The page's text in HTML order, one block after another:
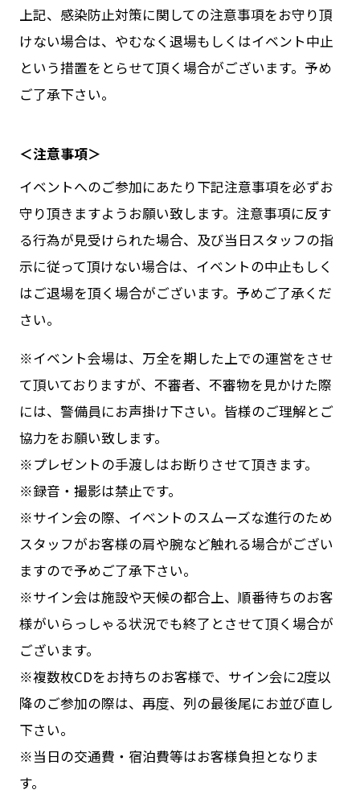
上記、感染防止対策に関しての注意事項をお守り頂
けない場合は、やむなく退場もしくはイベント中止
という措置をとらせて頂く場合がございます。予め
ご了承下さい。
＜注意事項＞
イベントへのご参加にあたり下記注意事項を必ずお
守り頂きますようお願い致します。注意事項に反す
る行為が見受けられた場合、及び当日スタッフの指
示に従って頂けない場合は、イベントの中止もしく
はご退場を頂く場合がございます。予めご了承くだ
さい。
※イベント会場は、万全を期した上での運営をさせ
て頂いておりますが、不審者、不審物を見かけた際
には、警備員にお声掛け下さい。皆様のご理解とご
協力をお願い致します。
※プレゼントの手渡しはお断りさせて頂きます。
※録音・撮影は禁止です。
※サイン会の際、イベントのスムーズな進行のため
スタッフがお客様の肩や腕など触れる場合がござい
ますので予めご了承下さい。
※サイン会は施設や天候の都合上、順番待ちのお客
様がいらっしゃる状況でも終了とさせて頂く場合が
ございます。
※複数枚CDをお持ちのお客様で、サイン会に2度以
降のご参加の際は、再度、列の最後尾にお並び直し
下さい。
※当日の交通費・宿泊費等はお客様負担となりま
す。